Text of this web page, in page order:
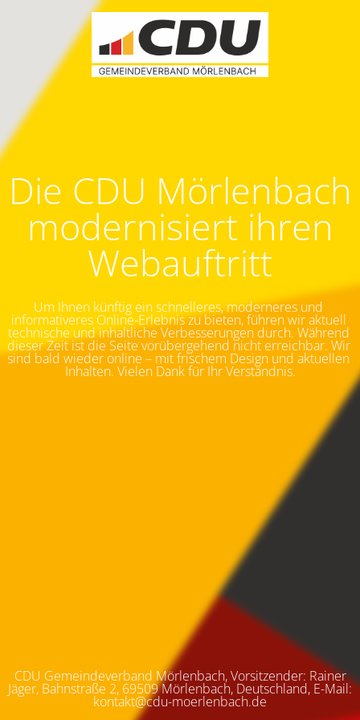
Die CDU Mörlenbach
modernisiert ihren
Webauftritt
Um Ihnen künftig ein schnelleres, moderneres und
informativeres Online-Erlebnis zu bieten, führen wir aktuell
technische und inhaltliche Verbesserungen durch. Während
dieser Zeit ist die Seite vorübergehend nicht erreichbar. Wir
sind bald wieder online – mit frischem Design und aktuellen
Inhalten. Vielen Dank für Ihr Verständnis.
CDU Gemeindeverband Mörlenbach, Vorsitzender: Rainer
Jäger, Bahnstraße 2, 69509 Mörlenbach, Deutschland, E-Mail:
kontakt@cdu-moerlenbach.de